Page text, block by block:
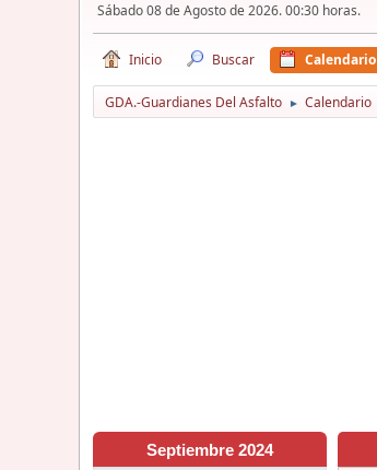
Sábado 08 de Agosto de 2026. 00:30 horas.
Inicio Buscar Calendario
GDA.-Guardianes Del Asfalto ► Calendario
Septiembre 2024